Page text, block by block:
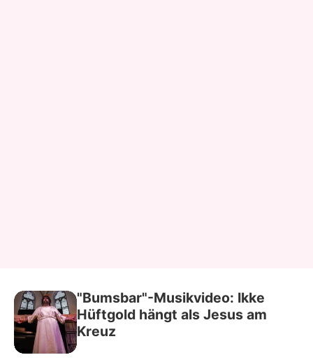
"Bumsbar"-Musikvideo: Ikke
Hüftgold hängt als Jesus am
Kreuz